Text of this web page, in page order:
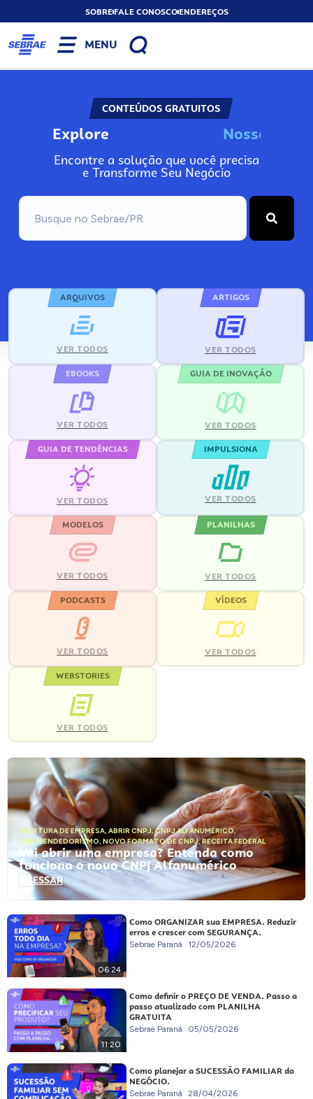
SOBREFALE CONOSCOENDEREÇOS
MENU
CONTEÚDOS GRATUITOS
Explore Nosso
Encontre a solução que você precisa
e Transforme Seu Negócio
ARQUIVOS
VER TODOS
ARTIGOS
VER TODOS
EBOOKS
VER TODOS
GUIA DE INOVAÇÃO
VER TODOS
GUIA DE TENDÊNCIAS
VER TODOS
IMPULSIONA
VER TODOS
MODELOS
VER TODOS
PLANILHAS
VER TODOS
PODCASTS
VER TODOS
VÍDEOS
VER TODOS
WEBSTORIES
VER TODOS
ABERTURA DE EMPRESA, ABRIR CNPJ,CNPJ ALFANUMÉRICO,
EMPREENDEDORISMO, NOVO FORMATO DE CNPJ,RECEITA FEDERAL
Vai abrir uma empresa? Entenda como
funciona o novo CNPJ Alfanumérico
ACESSAR
06:24
Como ORGANIZAR sua EMPRESA. Reduzir
erros e crescer com SEGURANÇA.
Sebrae Paraná 12/05/2026
11:20
Como definir o PREÇO DE VENDA. Passo a
passo atualizado com PLANILHA
GRATUITA
Sebrae Paraná 05/05/2026
Como planejar a SUCESSÃO FAMILIAR do
NEGÓCIO.
Sebrae Paraná 28/04/2026